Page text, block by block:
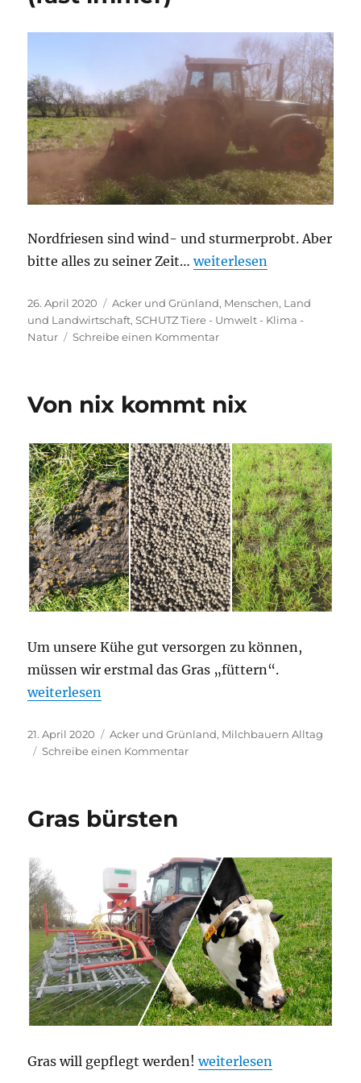
Nordfriesen sind wind- und sturmerprobt. Aber
bitte alles zu seiner Zeit…„Nordfriesland -windig
weiterlesen
Veröffentlicht
am
26. April 2020 Kategorien
Acker und Grünland, Menschen, Land
und Landwirtschaft,SCHUTZ Tiere - Umwelt - Klima -
Natur
Schreibe einen Kommentarzu
(fast
Von nix kommt nix
Um unsere Kühe gut versorgen zu können,
müssen wir erstmal das Gras „füttern“.
„Von nix kommt nix“
weiterlesen
Veröffentlicht
am
21. April 2020 Kategorien
Acker und Grünland, Milchbauern Alltag
Schreibe einen Kommentarzu
Gras bürsten
Gras will gepflegt werden!„Gras bürsten“
weiterlesen